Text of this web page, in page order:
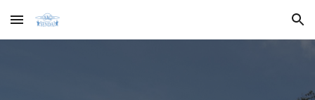
Skip to main content Skip to navigation